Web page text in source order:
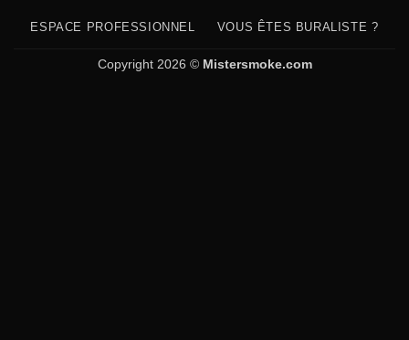
ESPACE PROFESSIONNEL VOUS ÊTES BURALISTE ?
Copyright 2026 © Mistersmoke.com